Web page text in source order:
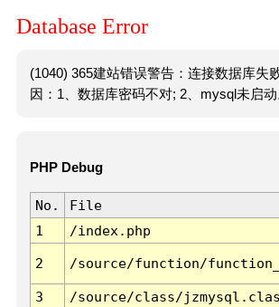
Database Error
(1040) 365建站错误警告：连接数据库失
因：1、数据库密码不对; 2、mysql未启动
PHP Debug
No. File
1
/index.php
2 /source/function/
3 /source/class/